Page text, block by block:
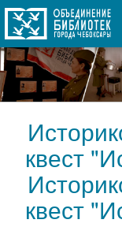
квест
квест